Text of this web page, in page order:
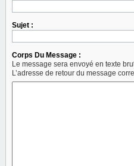
Sujet :
Corps Du Message :
Le message sera envoyé en texte
L’adresse de retour du message